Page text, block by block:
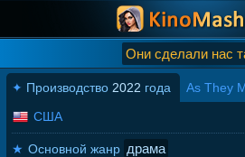
Они сделали нас
✦ Производство 2022 года As They
США
★ Основной жанр драма